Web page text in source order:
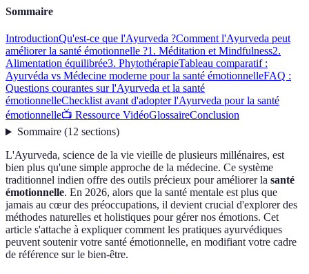
Sommaire
IntroductionQu'est-ce que l'Ayurveda ?Comment l'Ayurveda peut
améliorer la santé émotionnelle ?1. Méditation et Mindfulness2.
Alimentation équilibrée3. PhytothérapieTableau comparatif :
Ayurvéda vs Médecine moderne pour la santé émotionnelleFAQ :
Questions courantes sur l'Ayurveda et la santé
émotionnelleChecklist avant d'adopter l'Ayurveda pour la santé
émotionnelle📺 Ressource VidéoGlossaireConclusion
Sommaire(12 sections)
L'Ayurveda, science de la vie vieille de plusieurs millénaires, est
bien plus qu'une simple approche de la médecine. Ce système
traditionnel indien offre des outils précieux pour améliorer la santé
émotionnelle. En 2026, alors que la santé mentale est plus que
jamais au cœur des préoccupations, il devient crucial d'explorer des
méthodes naturelles et holistiques pour gérer nos émotions. Cet
article s'attache à expliquer comment les pratiques ayurvédiques
peuvent soutenir votre santé émotionnelle, en modifiant votre cadre
de référence sur le bien-être.